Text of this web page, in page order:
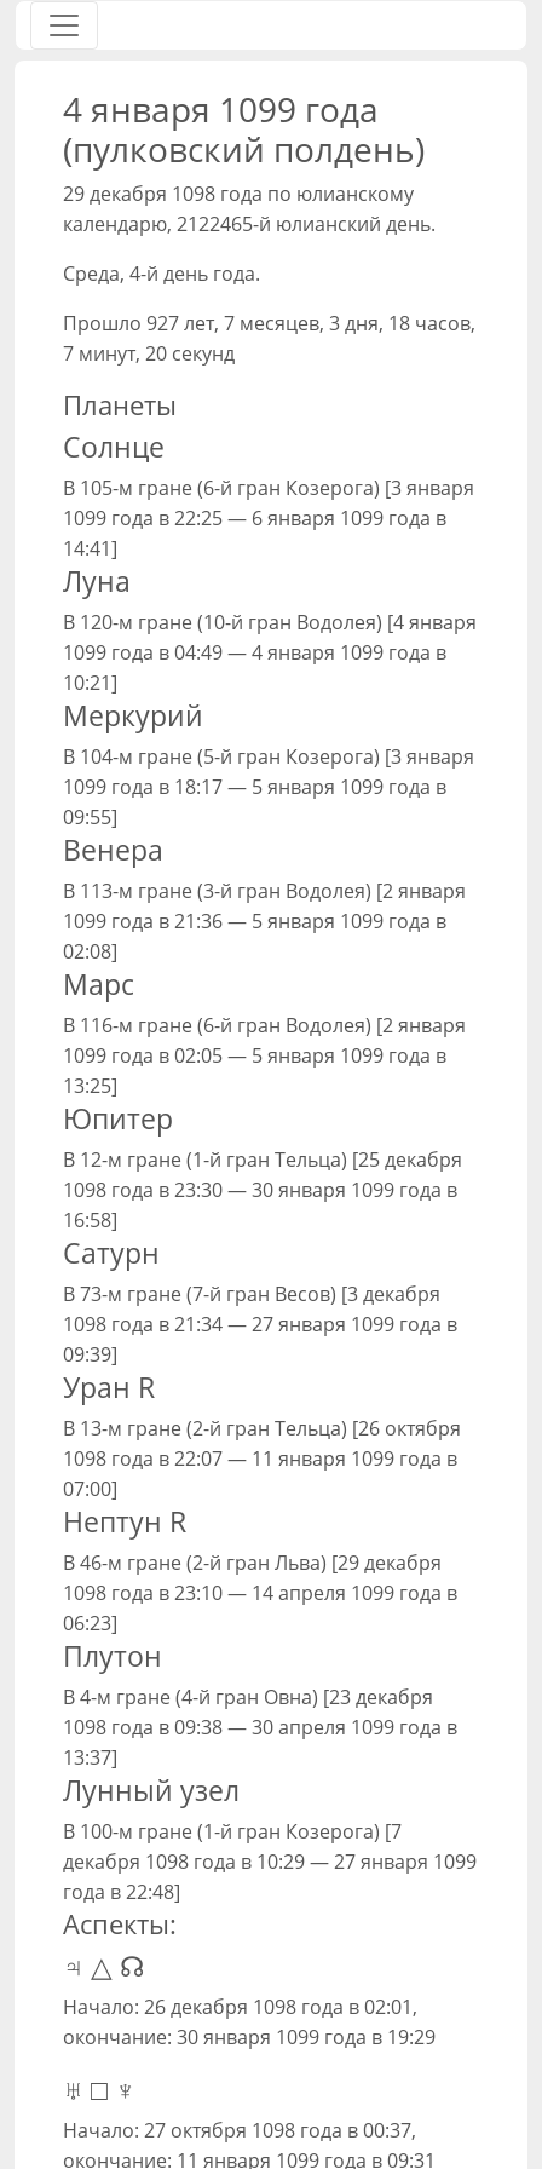
4 января 1099 года
(пулковский полдень)
29 декабря 1098 года по юлианскому
календарю, 2122465-й юлианский день.
Среда, 4-й день года.
Прошло 927 лет, 7 месяцев, 3 дня, 18 часов,
7 минут, 20 секунд
Планеты
Солнце
В 105-м гране (6-й гран Козерога) [3 января
1099 года в 22:25 — 6 января 1099 года в
14:41]
Луна
В 120-м гране (10-й гран Водолея) [4 января
1099 года в 04:49 — 4 января 1099 года в
10:21]
Меркурий
В 104-м гране (5-й гран Козерога) [3 января
1099 года в 18:17 — 5 января 1099 года в
09:55]
Венера
В 113-м гране (3-й гран Водолея) [2 января
1099 года в 21:36 — 5 января 1099 года в
02:08]
Марс
В 116-м гране (6-й гран Водолея) [2 января
1099 года в 02:05 — 5 января 1099 года в
13:25]
Юпитер
В 12-м гране (1-й гран Тельца) [25 декабря
1098 года в 23:30 — 30 января 1099 года в
16:58]
Сатурн
В 73-м гране (7-й гран Весов) [3 декабря
1098 года в 21:34 — 27 января 1099 года в
09:39]
Уран R
В 13-м гране (2-й гран Тельца) [26 октября
1098 года в 22:07 — 11 января 1099 года в
07:00]
Нептун R
В 46-м гране (2-й гран Льва) [29 декабря
1098 года в 23:10 — 14 апреля 1099 года в
06:23]
Плутон
В 4-м гране (4-й гран Овна) [23 декабря
1098 года в 09:38 — 30 апреля 1099 года в
13:37]
Лунный узел
В 100-м гране (1-й гран Козерога) [7
декабря 1098 года в 10:29 — 27 января 1099
года в 22:48]
Аспекты:
♃ △ ☊
Начало: 26 декабря 1098 года в 02:01,
окончание: 30 января 1099 года в 19:29
♅ □ ♆
Начало: 27 октября 1098 года в 00:37,
окончание: 11 января 1099 года в 09:31